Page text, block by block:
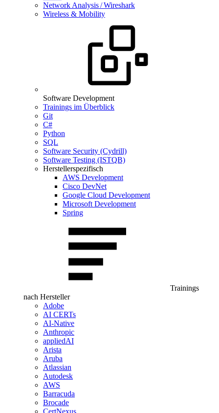
Network Analysis / Wireshark
Wireless & Mobility
Software Development
Trainings im Überblick
Git
C#
Python
SQL
Software Security (Cydrill)
Software Testing (ISTQB)
Herstellerspezifisch
AWS Development
Cisco DevNet
Google Cloud Development
Microsoft Development
Spring
Trainings
nach Hersteller
Adobe
AI CERTs
AI-Native
Anthropic
appliedAI
Arista
Aruba
Atlassian
Autodesk
AWS
Barracuda
Brocade
CertNexus